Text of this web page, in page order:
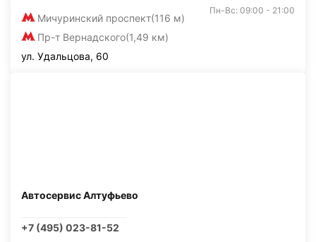
Мичуринский проспект(116 м)
Пр-т Вернадского(1,49 км)
Пн-Вс: 09:00 - 21:00
ул. Удальцова, 60
Автосервис Алтуфьево
+7 (495) 023-81-52